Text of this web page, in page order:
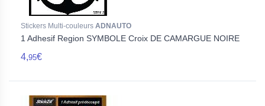
Stickers Multi-couleurs ADNAUTO
1 Adhesif Region SYMBOLE Croix DE CAMARGUE NOIRE
4,95€